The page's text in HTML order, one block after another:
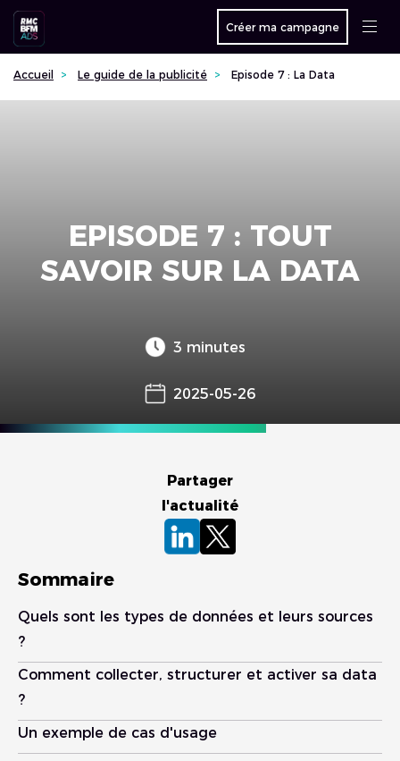
Créer ma campagne
Accueil Le guide de la publicité Episode 7 : La Data
EPISODE 7 : TOUT
SAVOIR SUR LA DATA
3 minutes
2025-05-26
Sommaire
Quels sont les types de données et leurs sources
?
Comment collecter, structurer et activer sa data
?
Un exemple de cas d'usage
Partager
l'actualité